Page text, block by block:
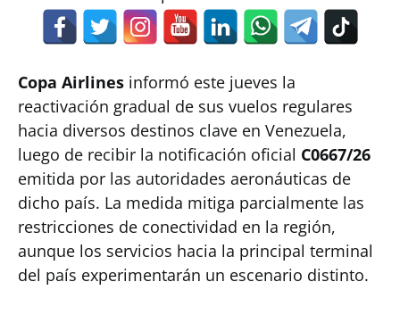
Copa Airlines informó este jueves la
reactivación gradual de sus vuelos regulares
hacia diversos destinos clave en Venezuela,
luego de recibir la notificación oficial C0667/26
emitida por las autoridades aeronáuticas de
dicho país. La medida mitiga parcialmente las
restricciones de conectividad en la región,
aunque los servicios hacia la principal terminal
del país experimentarán un escenario distinto.